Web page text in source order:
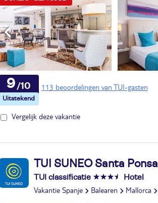
113 beoordelingen van TUI-gasten
9
Vergelijk deze vakantie
TUI SUNEO Santa Ponsa
TUI classificatie Hotel
Vakantie Spanje Balearen Mallorca